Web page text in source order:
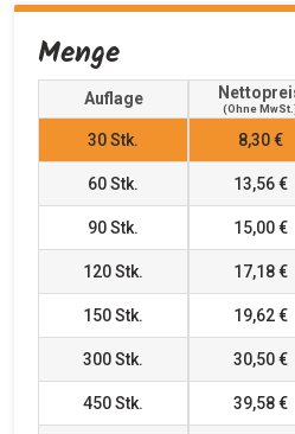
Menge
Auflage
(ohne
30Stk. 8,30 €
60Stk. 13,56 €
90Stk. 15,00 €
120Stk. 17,18 €
150Stk. 19,62 €
300Stk. 30,50 €
450Stk. 39,58 €